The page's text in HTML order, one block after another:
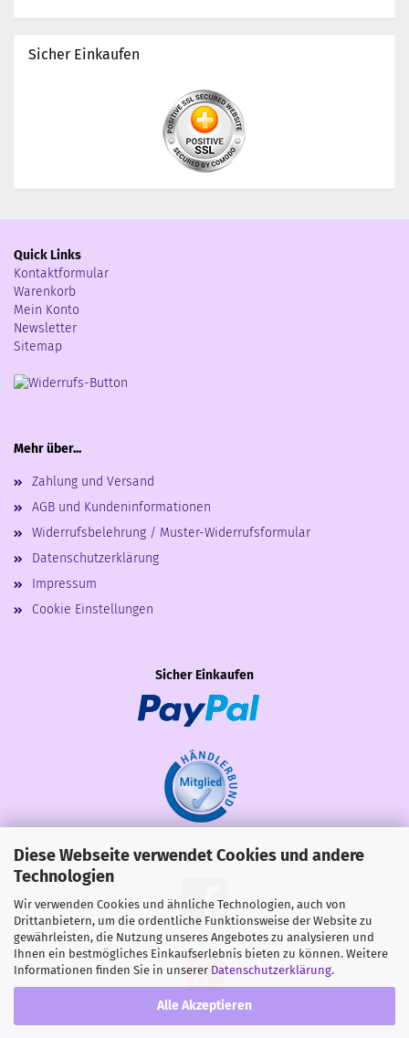
Diese Webseite verwendet Cookies und andere
Technologien
Wir verwenden Cookies und ähnliche Technologien, auch von
Drittanbietern, um die ordentliche Funktionsweise der Website zu
gewährleisten, die Nutzung unseres Angebotes zu analysieren und
Ihnen ein bestmögliches Einkaufserlebnis bieten zu können. Weitere
Informationen finden Sie in unserer Datenschutzerklärung.
Alle Akzeptieren
Sicher Einkaufen
Quick Links
Kontaktformular
Warenkorb
Mein Konto
Newsletter
Sitemap
Mehr über...
Zahlung und Versand
AGB und Kundeninformationen
Widerrufsbelehrung / Muster-Widerrufsformular
Datenschutzerklärung
Impressum
Cookie Einstellungen
Sicher Einkaufen
Share